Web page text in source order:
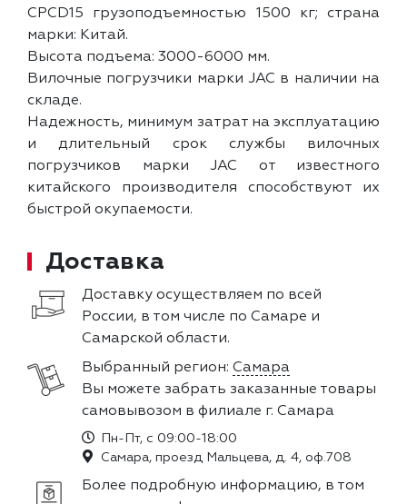
CPCD15 грузоподъемностью 1500 кг; страна
марки: Китай.
Высота подъема: 3000-6000 мм.
Вилочные погрузчики марки JAC в наличии на
складе.
Надежность, минимум затрат на эксплуатацию
и длительный срок службы вилочных
погрузчиков марки JAC от известного
китайского производителя способствуют их
быстрой окупаемости.
Доставка
Доставку осуществляем по всей
России, в том числе по Самаре и
Самарской области.
Выбранный регион: Самара
Вы можете забрать заказанные товары
самовывозом в филиале г. Самара
Пн-Пт, с 09:00-18:00
Самара, проезд Мальцева, д. 4, оф.708
Более подробную информацию, в том